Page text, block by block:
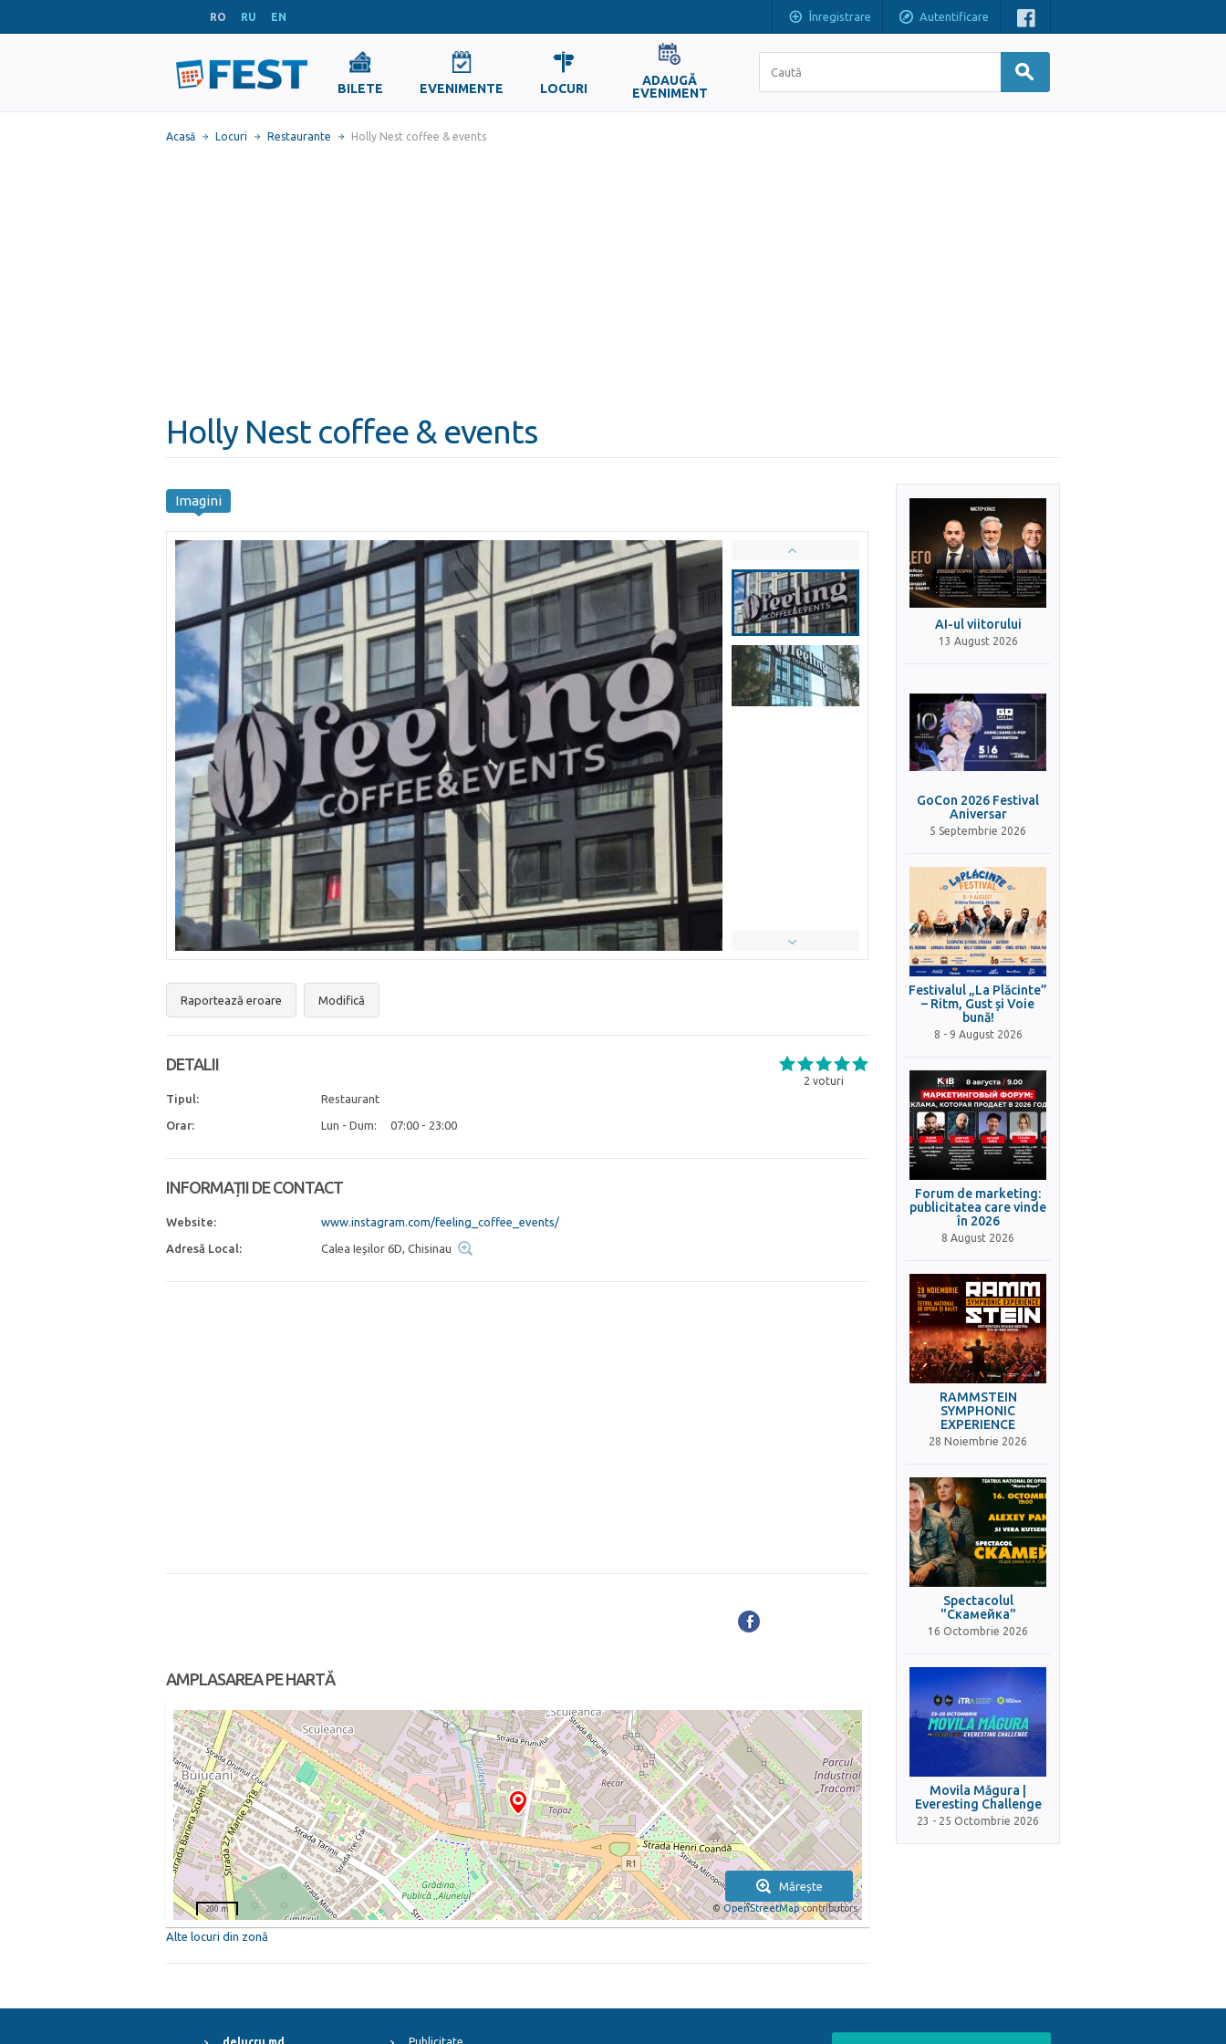
RO RU EN Înregistrare Autentificare
BILETE EVENIMENTE LOCURI
ADAUGĂ
EVENIMENT
Acasă Locuri Restaurante Holly Nest coffee & events
Holly Nest coffee & events
Imagini
Raportează eroare Modifică
2 voturi
DETALII
Tipul: Restaurant
Orar: Lun - Dum: 07:00 - 23:00
INFORMAȚII DE CONTACT
Website: www.instagram.com/feeling_coffee_events/
Adresă Local: Calea Ieșilor 6D, Chisinau
AMPLASAREA PE HARTĂ
Mărește
©OpenStreetMapcontributors
200 m
Alte locuri din zonă
AI-ul viitorului
13 August 2026
GoCon 2026 Festival
Aniversar
5 Septembrie 2026
Festivalul „La Plăcinte”
– Ritm, Gust și Voie
bună!
8 - 9 August 2026
Forum de marketing:
publicitatea care vinde
în 2026
8 August 2026
RAMMSTEIN
SYMPHONIC
EXPERIENCE
28 Noiembrie 2026
Spectacolul
"Скамейка"
16 Octombrie 2026
Movila Măgura |
Everesting Challenge
23 - 25 Octombrie 2026